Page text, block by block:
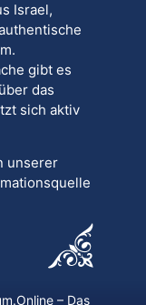
Israel,
gibt es
das
sich aktiv
unserer
– Das